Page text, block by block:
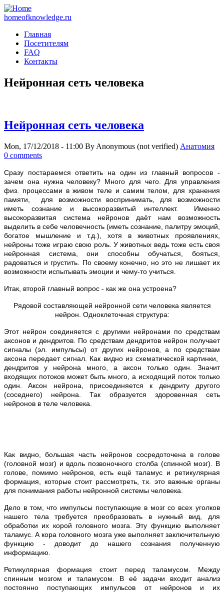
homeofknowledge.ru
Главная
Посетителям
FAQ
Контакты
Нейронная сеть человека
Нейронная сеть человека
Mon, 17/12/2018 - 11:00 By Anonymous (not verified) Анатомия
0 comments
Сразу постараемся ответить на один из главный вопросов -
зачем она нужна человеку? Много для чего. Для управления
физ. процессами в живом теле и самим телом, для хранения
памяти, для возможности воспринимать, для возможности
иметь сознание и высокоразвитый интеллект. Именно
высокоразвитая система нейронов даёт нам возможность
выделить в себе человечность (иметь сознание, палитру эмоций,
богатое мышление и т.д.), хотя в животных проявлениях,
нейроны тоже играю свою роль. У животных ведь тоже есть своя
нейронная система, они способны обучаться, бояться,
радоваться и грустить. По своему конечно, но это не лишает их
возможности испытывать эмоции и чему-то учиться.
Итак, второй главный вопрос - как же она устроена?
Рядовой составляющей нейронной сети человека является
нейрон. Одноклеточная структура:
Этот нейрон соединяется с другими нейронами по средствам
аксонов и дендритов. По средствам дендритов нейрон получает
сигналы (эл. импульсы) от других нейронов, а по средствам
аксона передает сигнал. Как видно из схематической картинки,
дендритов у нейрона много, а аксон только один. Значит
входящих потоков может быть много, а исходящий поток только
один. Аксон нейрона, присоединяется к дендриту другого
(соседнего) нейрона. Так образуется здоровенная сеть
нейронов в теле человека.
Как видно, большая часть нейронов сосредоточена в голове
(головной мозг) и вдоль позвоночного столба (спинной мозг). В
голове, помимо нейронов, есть ещё таламус и ретикулярная
формация, которые стоит рассмотреть, т.к. это важные органы
для понимания работы нейронной системы человека.
Дело в том, что импульсы поступающие в мозг со всех уголков
нашего тела требуется преобразовать в нужный вид, для
обработки их корой головного мозга. Эту функцию выполняет
таламус. А кора головного мозга уже выполняет заключительную
функцию - доводит до нашего сознания полученную
информацию.
Ретикулярная формация стоит перед таламусом. Между
спинным мозгом и таламусом. В её задачи входит анализ
постоянно поступающих импульсов от нейронов и их